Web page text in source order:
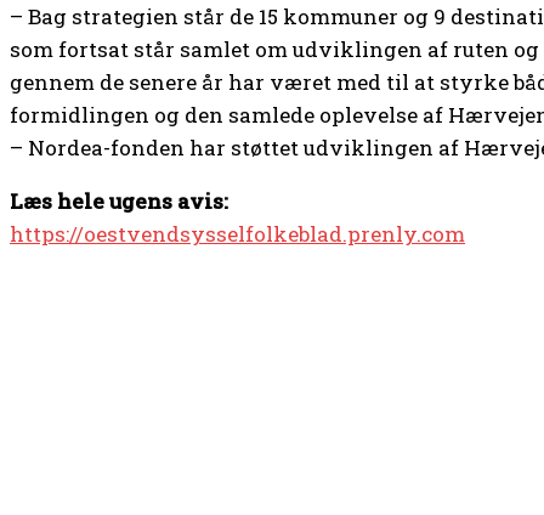
– Bag strategien står de 15 kommuner og 9
som fortsat står samlet om udviklingen af ruten
gennem de senere år har været med til at styrke
formidlingen og den samlede oplevelse af
– Nordea-fonden har støttet udviklingen af
Læs hele ugens avis:
https://oestvendsysselfolkeblad.prenly.com